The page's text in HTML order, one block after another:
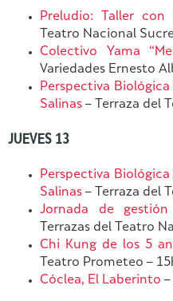
Preludio: Taller con
Teatro Nacional
Colectivo Yama
Variedades Ernesto
Perspectiva
Salinas – Terraza del
JUEVES 13
Perspectiva
Salinas – Terraza del
Jornada de
Terrazas del Teatro
Chi Kung de los 5
Teatro Prometeo –
Cóclea, El Laberinto